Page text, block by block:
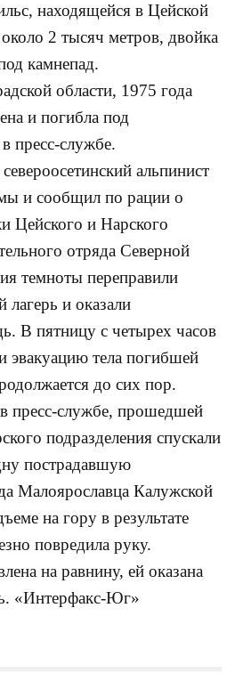
находящейся в Цейской
2 тысяч метров, двойка
камнепад.
области, 1975 года
и погибла под
пресс-службе.
альпинист
и сообщил по рации о
Цейского и Нарского
отряда Северной
темноты переправили
лагерь и оказали
В пятницу с четырех часов
эвакуацию тела погибшей
до сих пор.
пресс-службе, прошедшей
подразделения спускали
пострадавшую
Малоярославца Калужской
на гору в результате
повредила руку.
на равнину, ей оказана
«Интерфакс-Юг»